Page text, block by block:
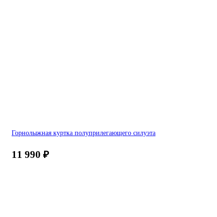
Горнолыжная куртка полуприлегающего силуэта
11 990 ₽